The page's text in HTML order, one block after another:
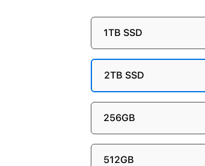
1TB SSD
2TB SSD
256GB
512GB